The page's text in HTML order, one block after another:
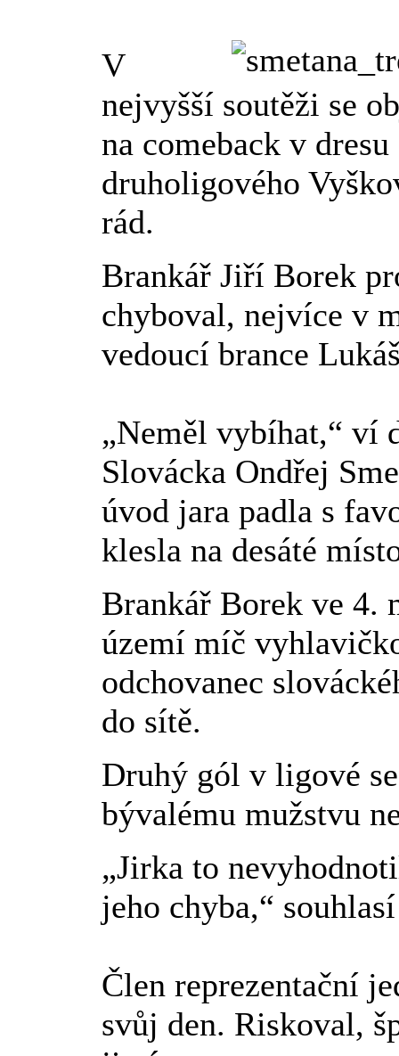
V
nejvyšší soutěži se
na comeback v
druholigového
rád.
Brankář Jiří Borek
chyboval, nejvíce v
vedoucí brance
„Neměl vybíhat,“ ví
Slovácka Ondřej
úvod jara padla s
klesla na desáté
Brankář Borek ve 4.
území míč
odchovanec
do sítě.
Druhý gól v ligové
bývalému mužstvu
„Jirka to
jeho chyba,“
Člen reprezentační
svůj den. Riskoval,